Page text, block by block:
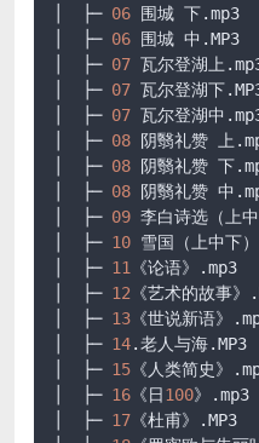
│  ├─ 06 围城 下.mp3
│  ├─ 06 围城 中 .MP3
│  ├─ 07 瓦尔登湖上
│  ├─ 07 瓦尔登湖下
│  ├─ 07 瓦尔登湖中
│  ├─ 08 阴翳礼赞 上
│  ├─ 08 阴翳礼赞 下
│  ├─ 08 阴翳礼赞 中
│  ├─ 09 李白诗选（上中
│  ├─ 10 雪国（上中下）
│  ├─ 11 《论语》
.mp3
│  ├─ 12 《艺术的故事》
│  ├─ 13 《世说新语》
│  ├─ 14.老人与海.MP3
│  ├─ 15 《人类简史》
│  ├─ 16 《日100》
.mp3
│  ├─ 17 《杜甫》
.MP3